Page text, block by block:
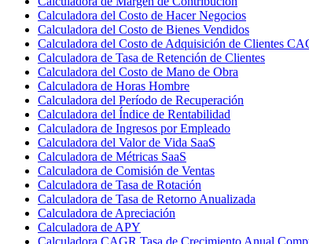
Calculadora del Costo de Hacer Negocios
Calculadora del Costo de Bienes Vendidos
Calculadora del Costo de Adquisición de Clientes
Calculadora de Tasa de Retención de Clientes
Calculadora del Costo de Mano de Obra
Calculadora de Horas Hombre
Calculadora del Período de Recuperación
Calculadora del Índice de Rentabilidad
Calculadora de Ingresos por Empleado
Calculadora del Valor de Vida SaaS
Calculadora de Métricas SaaS
Calculadora de Comisión de Ventas
Calculadora de Tasa de Rotación
Calculadora de Tasa de Retorno Anualizada
Calculadora de Apreciación
Calculadora de APY
Calculadora CAGR Tasa de Crecimiento Anual